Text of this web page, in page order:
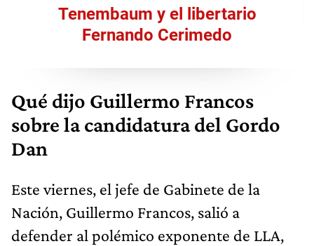
Tenembaum y el libertario
Fernando Cerimedo
Qué dijo Guillermo Francos
sobre la candidatura del Gordo
Dan
Este viernes, el jefe de Gabinete de la
Nación, Guillermo Francos, salió a
defender al polémico exponente de LLA,